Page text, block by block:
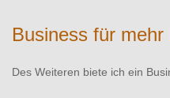
Business für
Des Weiteren biete ich ein